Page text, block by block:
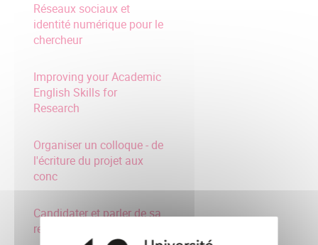
Réseaux sociaux et
identité numérique pour le
chercheur
Improving your Academic
English Skills for
Research
Organiser un colloque - de
l'écriture du projet aux
conc
Candidater et parler de sa
recherche en anglais :